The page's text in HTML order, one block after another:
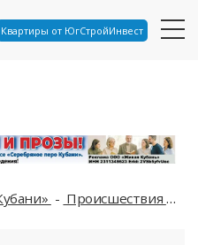
Квартиры от ЮгСтройИнвест
Происшествия